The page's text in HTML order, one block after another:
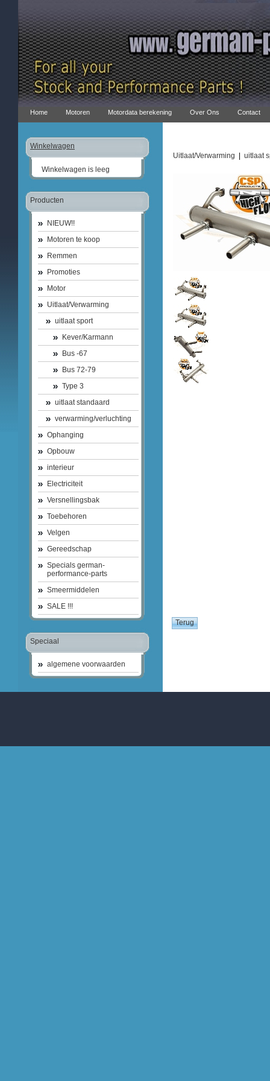
Home Motoren Motordata berekening Over Ons Contact
Winkelwagen
Winkelwagen is leeg
Producten
NIEUW!!
Motoren te koop
Remmen
Promoties
Motor
Uitlaat/Verwarming
uitlaat sport
Kever/Karmann
Bus -67
Bus 72-79
Type 3
uitlaat standaard
verwarming/verluchting
Ophanging
Opbouw
interieur
Electriciteit
Versnellingsbak
Toebehoren
Velgen
Gereedschap
Specials german-
performance-parts
Smeermiddelen
SALE !!!
Speciaal
algemene voorwaarden
Uitlaat/Verwarming uitlaat